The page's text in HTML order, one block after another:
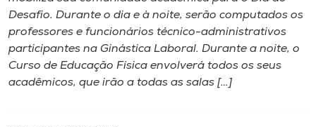
Portal de Ensino
A
Desafio. Durante o dia e à noite, serão computados os
professores e funcionários técnico-administrativos
participantes na Ginástica Laboral. Durante a noite, o
Curso de Educação Física envolverá todos os seus
acadêmicos, que irão a todas as salas […]